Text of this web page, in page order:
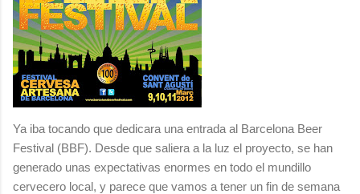
Ya iba tocando que dedicara una entrada al Barcelona Beer
Festival (BBF). Desde que saliera a la luz el proyecto, se han
generado unas expectativas enormes en todo el mundillo
cervecero local, y parece que vamos a tener un fin de semana